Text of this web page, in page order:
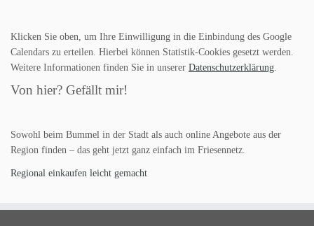
Klicken Sie oben, um Ihre Einwilligung in die Einbindung des Google
Calendars zu erteilen. Hierbei können Statistik-Cookies gesetzt werden.
Weitere Informationen finden Sie in unserer Datenschutzerklärung.
Von hier? Gefällt mir!
Sowohl beim Bummel in der Stadt als auch online Angebote aus der
Region finden – das geht jetzt ganz einfach im Friesennetz.
Regional einkaufen leicht gemacht